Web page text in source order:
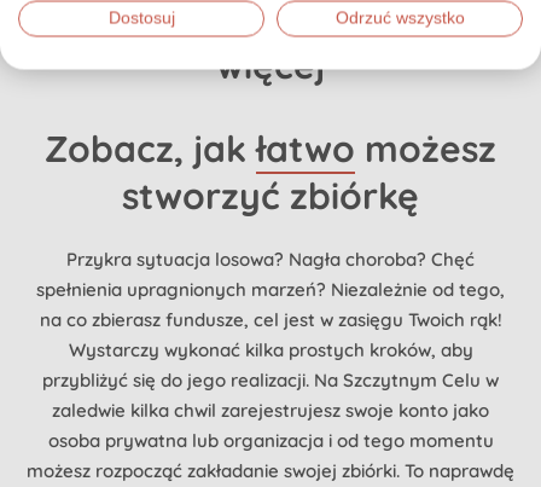
Razem możemy zrobić
więcej
Zobacz, jakłatwo możesz
stworzyć zbiórkę
Przykra sytuacja losowa? Nagła choroba? Chęć
spełnienia upragnionych marzeń? Niezależnie od tego,
na co zbierasz fundusze, cel jest w zasięgu Twoich rąk!
Wystarczy wykonać kilka prostych kroków, aby
przybliżyć się do jego realizacji. Na Szczytnym Celu w
zaledwie kilka chwil zarejestrujesz swoje konto jako
osoba prywatna lub organizacja i od tego momentu
możesz rozpocząć zakładanie swojej zbiórki. To naprawdę
Dostosuj Odrzuć wszystko